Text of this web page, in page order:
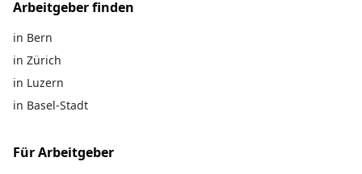
Arbeitgeber finden
in Bern
in Zürich
in Luzern
in Basel-Stadt
Für Arbeitgeber